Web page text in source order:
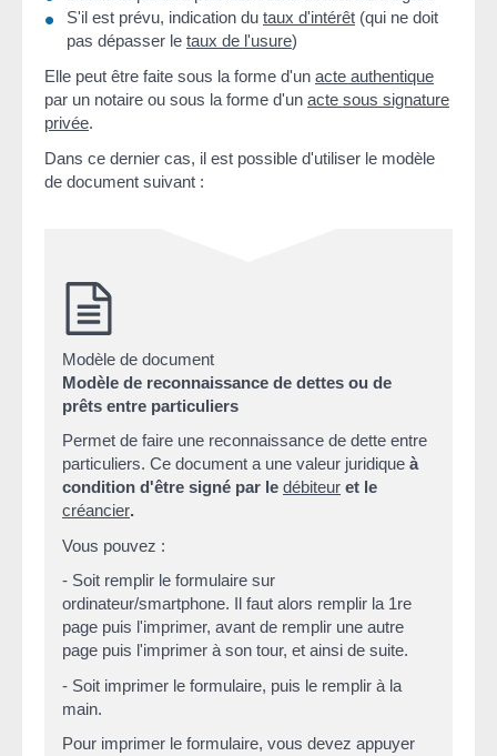
S'il est prévu, indication du taux d'intérêt (qui ne doit
pas dépasser le taux de l'usure)
Elle peut être faite sous la forme d'un acte authentique
par un notaire ou sous la forme d'un acte sous signature
privée.
Dans ce dernier cas, il est possible d'utiliser le modèle
de document suivant :
Modèle de document
Modèle de reconnaissance de dettes ou de
prêts entre particuliers
Permet de faire une reconnaissance de dette entre
particuliers. Ce document a une valeur juridique à
condition d'être signé par le débiteur et le
créancier.
Vous pouvez :
- Soit remplir le formulaire sur
ordinateur/smartphone. Il faut alors remplir la 1re
page puis l'imprimer, avant de remplir une autre
page puis l'imprimer à son tour, et ainsi de suite.
- Soit imprimer le formulaire, puis le remplir à la
main.
Pour imprimer le formulaire, vous devez appuyer